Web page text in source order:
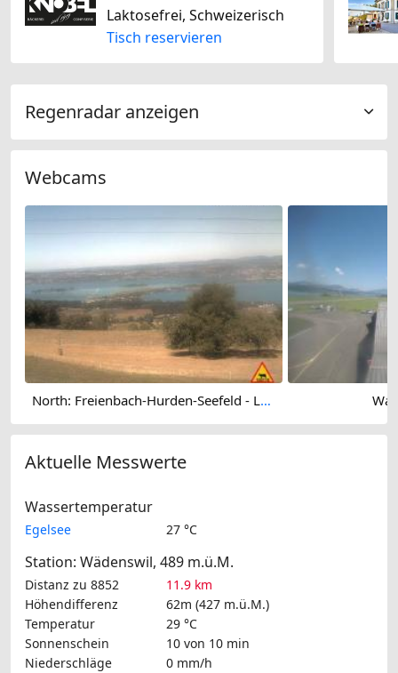
Laktosefrei, Schweizerisch
Tisch reservieren
Regenradar anzeigen
Webcams
North: Freienbach-Hurden-Seefeld - Ledigatter (Seedammdurchlass) - Seedamm - Holzbrücke Rapperswil-Hurden
Aktuelle Messwerte
Wassertemperatur
Egelsee 27 °C
Station: Wädenswil, 489 m.ü.M.
Distanz zu 8852
11.9 km
Höhendifferenz
62m (427 m.ü.M.)
Temperatur
29 °C
Sonnenschein
10 von 10 min
Niederschläge
0 mm/h